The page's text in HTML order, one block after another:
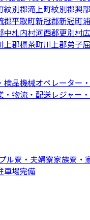
紋別郡滝上町紋別郡興
郡平取町新冠郡新冠町
中札内村河西郡更別村
上郡標茶町川上郡弟子
検品機械オペレーター
・物流・配送レジャー
ル寮・夫婦寮家族寮・
車場完備